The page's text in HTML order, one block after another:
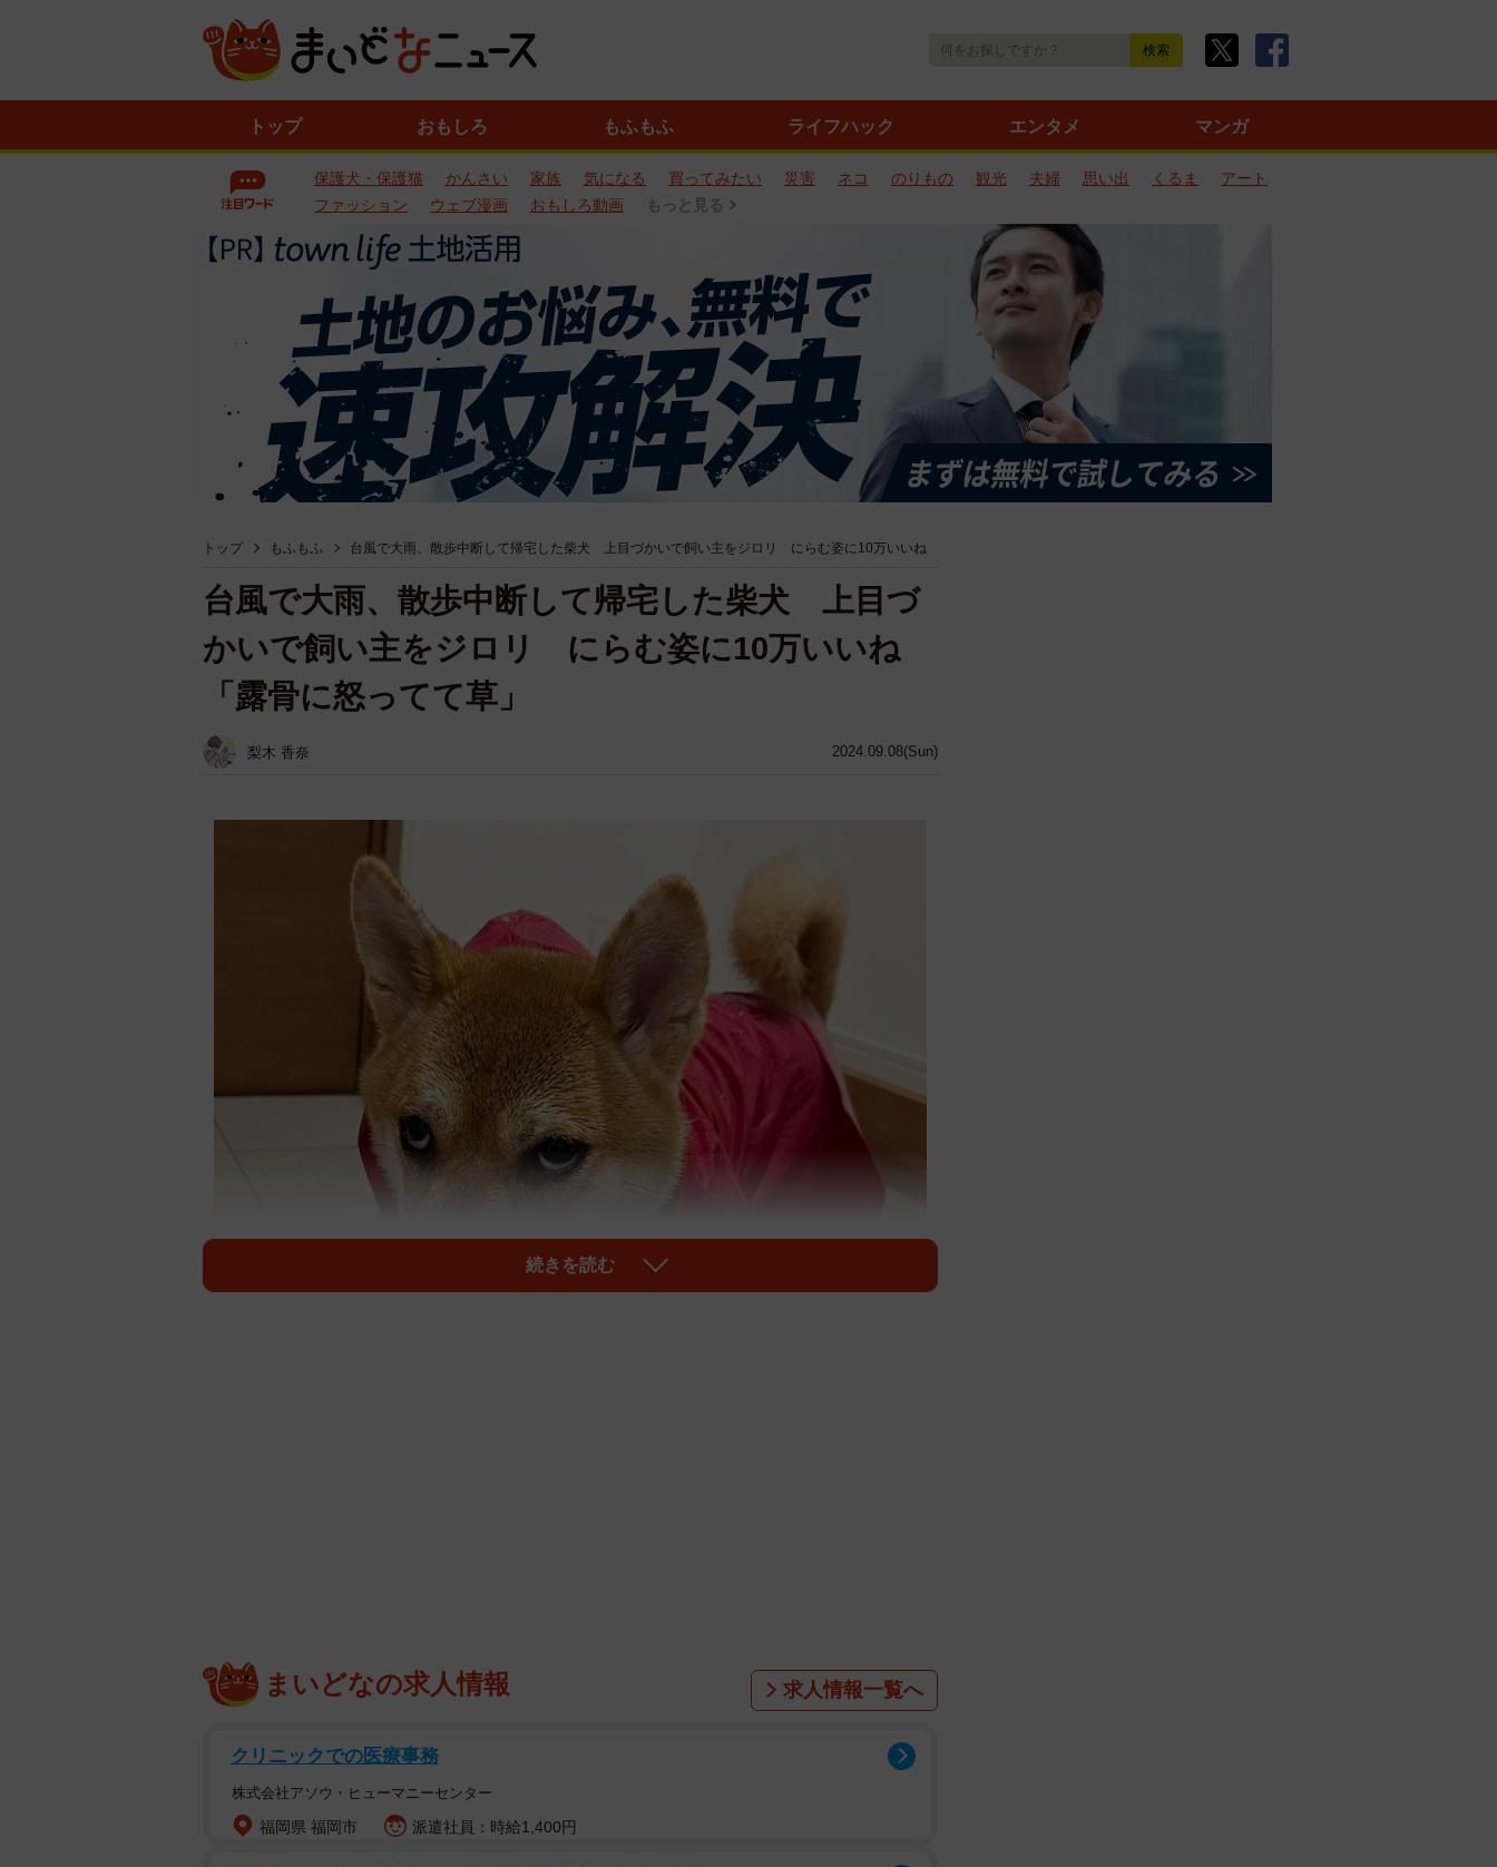
トップ おもしろ もふもふ ライフハック エンタメ マンガ
保護犬・保護猫 かんさい 家族 気になる 買ってみたい 災害 ネコ のりもの 観光 夫婦 思い出 くるま
アート
ファッション
ウェブ漫画 おもしろ動画 もっと見る
トップ もふもふ 台風で大雨、散歩中断して帰宅した柴犬 上目づかいで飼い主をジロリ にらむ姿に10万いいね
2024.09.08(Sun)
台風で大雨、散歩中断して帰宅した柴犬 上目づ
かいで飼い主をジロリ にらむ姿に10万いいね
「露骨に怒ってて草」
梨木 香奈
1/3
飼い主さんをジロッと見る大豆くん（画像提供：柴犬大豆さん）
「いや、雨降ってんだからしょうがないやんけ！」
飼い主さんをジロッとにらんだまま立ち尽くす犬の姿をとらえた写真がX（旧Twitter）で大
きな反響を呼んでいます。
続きを読む
まいどなの求人情報 求人情報一覧へ
クリニックでの医療事務
株式会社アソウ・ヒューマニーセンター
福岡県 福岡市 派遣社員：時給1,400円